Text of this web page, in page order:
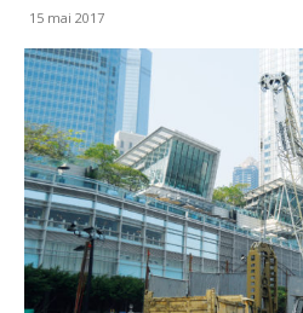
15 mai 2017